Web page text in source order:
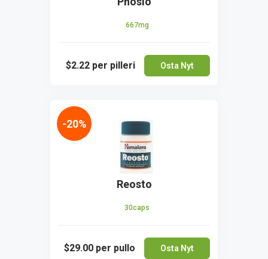
667mg
$2.22 per pilleri Osta Nyt
Reosto
30caps
$29.00 per pullo Osta Nyt
-20%